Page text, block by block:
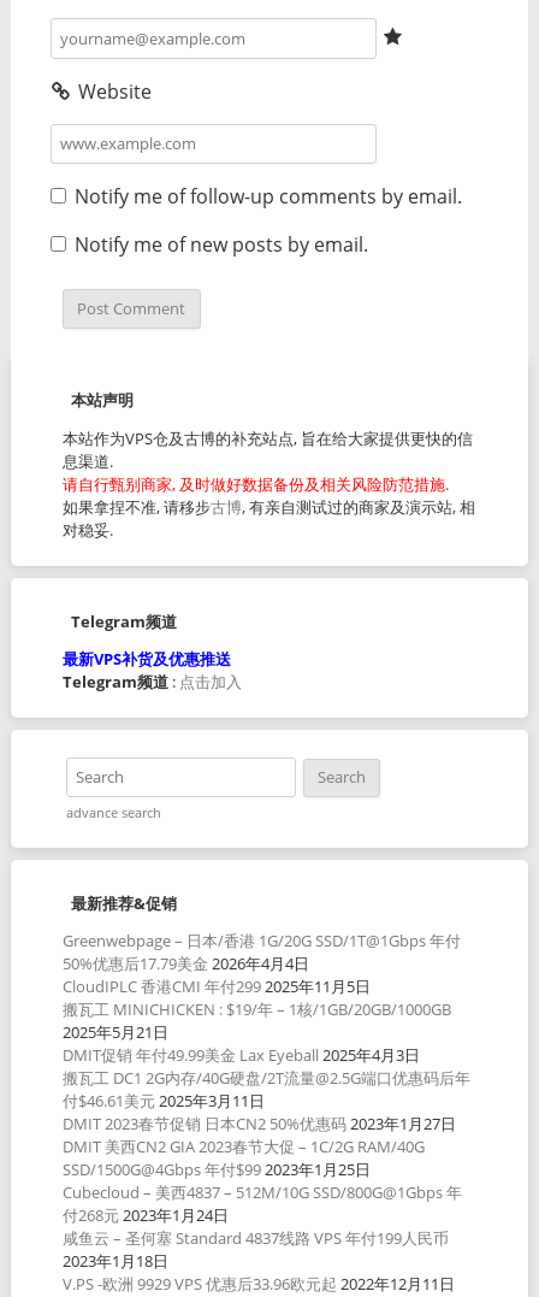
Website
Notify me of follow-up comments by email.
Notify me of new posts by email.
本站声明
本站作为VPS仓及古博的补充站点, 旨在给大家提供更快的信
息渠道.
请自行甄别商家, 及时做好数据备份及相关风险防范措施.
如果拿捏不准, 请移步古博, 有亲自测试过的商家及演示站, 相
对稳妥.
Telegram频道
最新VPS补货及优惠推送
Telegram频道: 点击加入
advance search
最新推荐&促销
Greenwebpage – 日本/香港 1G/20G SSD/1T@1Gbps 年付
50%优惠后17.79美金 2026年4月4日
CloudIPLC 香港CMI 年付2992025年11月5日
搬瓦工 MINICHICKEN : $19/年 – 1核/1GB/20GB/1000GB
2025年5月21日
DMIT促销 年付49.99美金 Lax Eyeball 2025年4月3日
搬瓦工 DC1 2G内存/40G硬盘/2T流量@2.5G端口优惠码后年
付$46.61美元2025年3月11日
DMIT 2023春节促销 日本CN2 50%优惠码2023年1月27日
DMIT 美西CN2 GIA 2023春节大促 – 1C/2G RAM/40G
SSD/1500G@4Gbps 年付$992023年1月25日
Cubecloud – 美西4837 – 512M/10G SSD/800G@1Gbps 年
付268元2023年1月24日
咸鱼云 – 圣何塞 Standard 4837线路 VPS 年付199人民币
2023年1月18日
V.PS -欧洲 9929 VPS 优惠后33.96欧元起 2022年12月11日